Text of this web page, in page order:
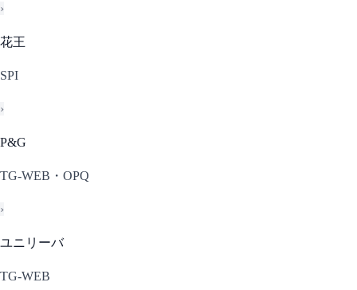
›
花王
SPI
›
P&G
TG-WEB・OPQ
›
ユニリーバ
TG-WEB